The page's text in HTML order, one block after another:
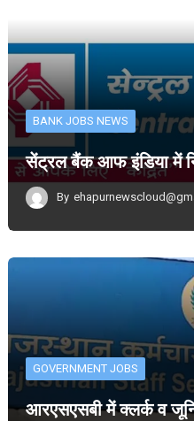
BANK JOBS NEWS
सेंट्रल बैंक आफ इंडिया में
By
GOVERNMENT JOBS
आरएसएसबी में क्लर्क व